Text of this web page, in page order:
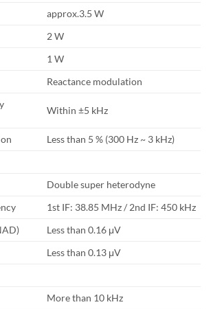
approx.3.5 W
2 W
1 W
Reactance modulation
Within ±5 kHz
Less than 5 % (300 Hz ~ 3 kHz)
Double super heterodyne
1st IF: 38.85 MHz / 2nd IF: 450 kHz
Less than 0.16 μV
Less than 0.13 μV
More than 10 kHz